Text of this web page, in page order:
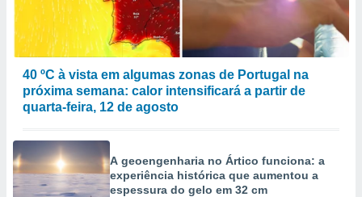
40 ºC à vista em algumas zonas de Portugal na
próxima semana: calor intensificará a partir de
quarta-feira, 12 de agosto
A geoengenharia no Ártico funciona: a
experiência histórica que aumentou a
espessura do gelo em 32 cm